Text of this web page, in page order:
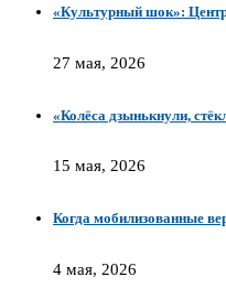
«Культурный шок»:
27 мая, 2026
«Колёса дзынькнули,
15 мая, 2026
Когда мобилизованные
4 мая, 2026